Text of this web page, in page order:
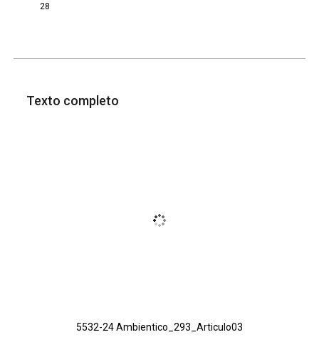
28
Texto completo
5532-24 Ambientico_293_Articulo03